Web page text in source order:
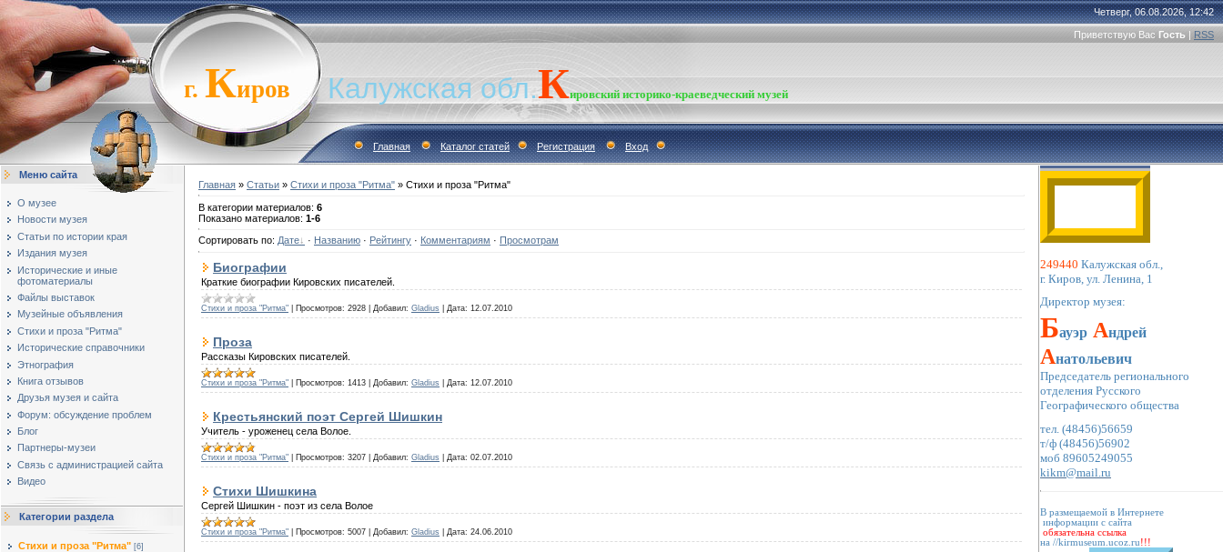
г. Киров
Четверг, 06.08.2026, 12:42
Приветствую Вас Гость | RSS
Калужская обл.Кировский историко-краеведческий музей
Главная Каталог статей Регистрация Вход
Меню сайта
О музее
Новости музея
Статьи по истории края
Издания музея
Исторические и иные
фотоматериалы
Файлы выставок
Музейные объявления
Стихи и проза "Ритма"
Исторические справочники
Этнография
Книга отзывов
Друзья музея и сайта
Форум: обсуждение проблем
Блог
Партнеры-музеи
Cвязь с администрацией сайта
Видео
Категории раздела
Стихи и проза "Ритма" [6]
Главная » Статьи » Стихи и проза "Ритма" » Стихи и проза "Ритма"
В категории материалов: 6
Показано материалов: 1-6
Сортировать по: Дате · Названию · Рейтингу · Комментариям · Просмотрам
Биографии
Краткие биографии Кировских писателей.
Стихи и проза "Ритма" Просмотров: 2928 Добавил: Gladius Дата: 12.07.2010
Проза
Рассказы Кировских писателей.
Стихи и проза "Ритма" Просмотров: 1413 Добавил: Gladius Дата: 12.07.2010
Крестьянский поэт Сергей Шишкин
Учитель - уроженец села Волое.
Стихи и проза "Ритма" Просмотров: 3207 Добавил: Gladius Дата: 02.07.2010
Стихи Шишкина
Сергей Шишкин - поэт из села Волое
Стихи и проза "Ритма" Просмотров: 5007 Добавил: Gladius Дата: 24.06.2010
249440 Калужская обл.,
г. Киров, ул. Ленина, 1
Директор музея:
Бауэр Андрей
Анатольевич
Председатель регионального
отделения Русского
Географического общества
тел. (48456)56659
т/ф (48456)56902
моб 89605249055
kikm@mail.ru
В размещаемой в Интернете
информации с сайта
обязательна ссылка
на //kirmuseum.ucoz.ru!!!